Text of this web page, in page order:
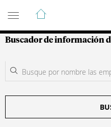
Guía de
Buscador de información